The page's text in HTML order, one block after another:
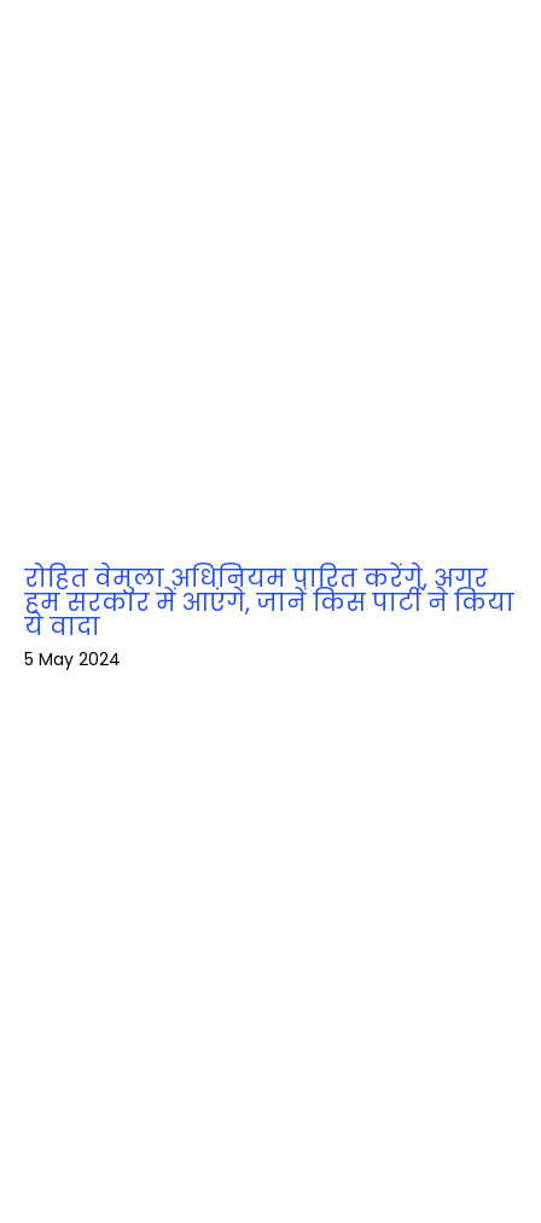
रोहित वेमुला अधिनियम पारित करेंगे, अगर
हम सरकार में आएंगे, जानें किस पार्टी ने किया
ये वादा
5 May 2024